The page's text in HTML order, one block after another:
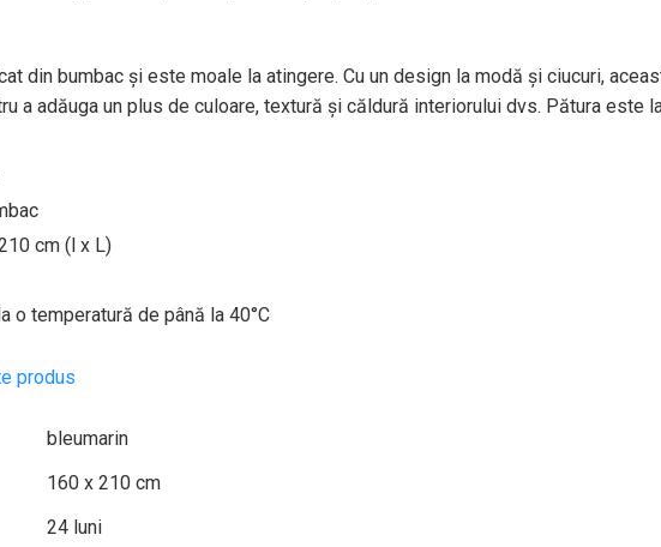
din bumbac și este moale la atingere. Cu un design la modă și ciucuri,
a adăuga un plus de culoare, textură și căldură interiorului dvs. Pătura este
cm (l x L)
o temperatură de până la 40°C
produs
bleumarin
160 x 210 cm
24 luni